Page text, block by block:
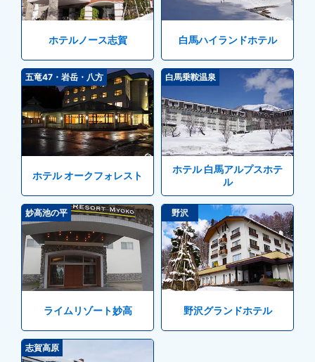
ホテルノース志賀 白馬ハイランドホテル
五竜47・岩岳・八方
ホテル オークフォレスト
白馬乗鞍温泉
ホテル 白馬アルプスホテ
ル
妙高池の平
ライムリゾート妙高
野沢
野沢グランドホテル
志賀高原